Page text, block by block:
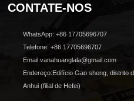
CONTATE-NOS
WhatsApp: +86 17705696707
Telefone: +86 17705696707
Email:vanahuanglala@gmail.com
Endereço:Edifício Gao sheng, distrito
Anhui (filial de Hefei)